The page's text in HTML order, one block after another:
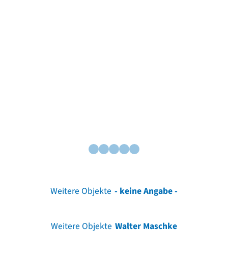
Weitere Objekte - keine Angabe -
Weitere Objekte Walter Maschke